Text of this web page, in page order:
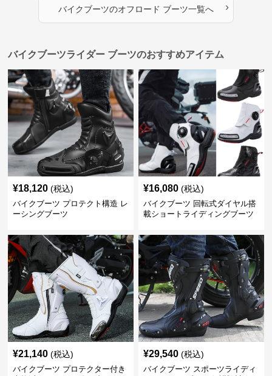
バイクブーツのオフロード ブーツ一覧へ ›
バイクブーツライダー ブーツのおすすめアイテム
¥18,120 (税込)
バイクブーツ プロテクト構造 レ
ーシングブーツ
¥16,080 (税込)
バイクブーツ 回転式ダイヤル搭
載ショートライディングブーツ
¥21,140 (税込)
バイクブーツ プロテクター付き
¥29,540 (税込)
バイクブーツ スポーツライディ